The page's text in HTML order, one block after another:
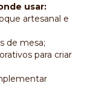
usar:
artesanal e
de mesa;
para criar